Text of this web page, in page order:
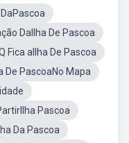
DaIlha De Pascoa
Fica aIlha De Pascoa
De PascoaNo Mapa
Pascoa
Da Pascoa